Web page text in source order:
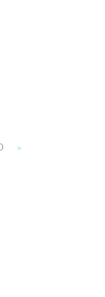
＞